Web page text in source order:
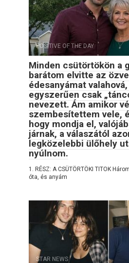
POSITIVE OF THE DAY
Minden csütörtökön a
barátom elvitte az
édesanyámat
egyszerűen csak
nevezett. Ám amikor
szembesítettem vele,
hogy mondja el,
járnak, a válaszától
legközelebbi ülőhely
nyúlnom.
1. RÉSZ: A CSÜTÖRTÖKI TITOK
óta, és anyám
STAR NEWS